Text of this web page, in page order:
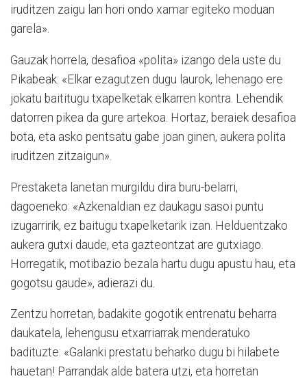
iruditzen zaigu lan hori ondo xamar egiteko moduan
garela».
Gauzak horrela, desafioa «polita» izango dela uste du
Pikabeak: «Elkar ezagutzen dugu laurok, lehenago ere
jokatu baititugu txapelketak elkarren kontra. Lehendik
datorren pikea da gure artekoa. Hortaz, beraiek desafioa
bota, eta asko pentsatu gabe joan ginen, aukera polita
iruditzen zitzaigun».
Prestaketa lanetan murgildu dira buru-belarri,
dagoeneko: «Azkenaldian ez daukagu sasoi puntu
izugarririk, ez baitugu txapelketarik izan. Helduentzako
aukera gutxi daude, eta gazteontzat are gutxiago.
Horregatik, motibazio bezala hartu dugu apustu hau, eta
gogotsu gaude», adierazi du.
Zentzu horretan, badakite gogotik entrenatu beharra
daukatela, lehengusu etxarriarrak menderatuko
badituzte: «Galanki prestatu beharko dugu bi hilabete
hauetan! Parrandak alde batera utzi, eta horretan